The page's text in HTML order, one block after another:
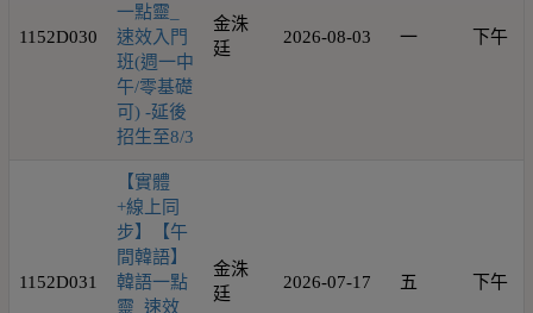
1152D030
一點靈_
速效入門
班(週一中
午/零基礎
可) -延後
招生至8/3
金洙
廷
2026-08-03 一 下午
1152D031
【實體
+線上同
步】【午
間韓語】
韓語一點
靈_速效
金洙
廷
2026-07-17 五 下午